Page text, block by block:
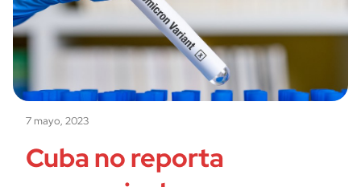
7 mayo, 2023
Cuba no reporta